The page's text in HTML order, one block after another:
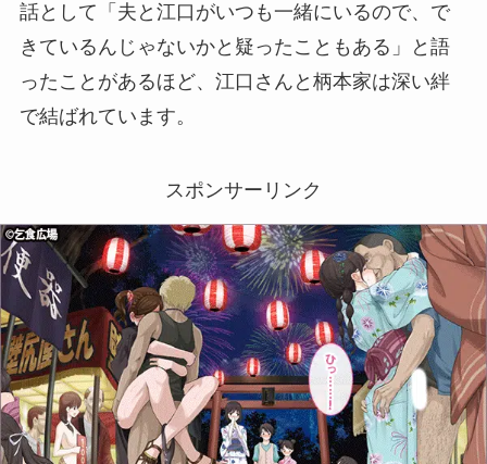
話として「夫と江口がいつも一緒にいるので、で
きているんじゃないかと疑ったこともある」と語
ったことがあるほど、江口さんと柄本家は深い絆
で結ばれています。
スポンサーリンク